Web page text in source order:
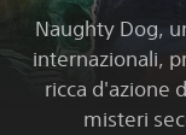
Naughty Dog,
internazionali,
ricca d'azione
misteri